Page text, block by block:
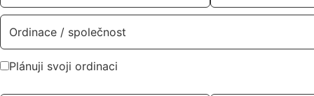
Plánuji svoji ordinaci